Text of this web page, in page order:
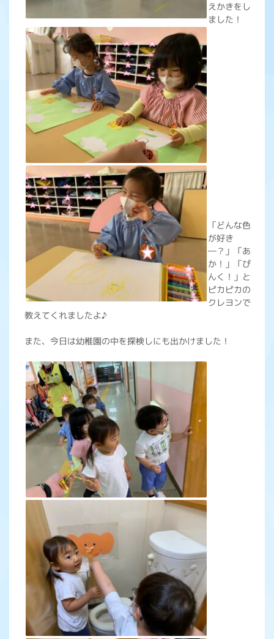
えかきをし
ました！
「どんな色
が好き
―？」「あ
か！」「ぴ
んく！」と
ピカピカの
クレヨンで
教えてくれましたよ♪
また、今日は幼稚園の中を探検しにも出かけました！